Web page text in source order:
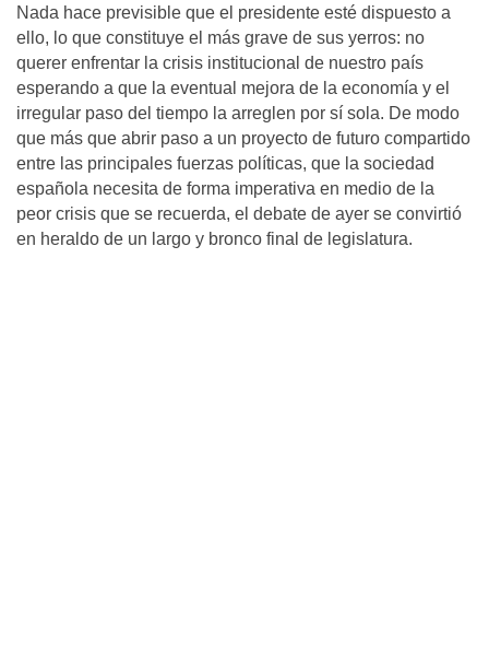
Nada hace previsible que el presidente esté dispuesto a
ello, lo que constituye el más grave de sus yerros: no
querer enfrentar la crisis institucional de nuestro país
esperando a que la eventual mejora de la economía y el
irregular paso del tiempo la arreglen por sí sola. De modo
que más que abrir paso a un proyecto de futuro compartido
entre las principales fuerzas políticas, que la sociedad
española necesita de forma imperativa en medio de la
peor crisis que se recuerda, el debate de ayer se convirtió
en heraldo de un largo y bronco final de legislatura.